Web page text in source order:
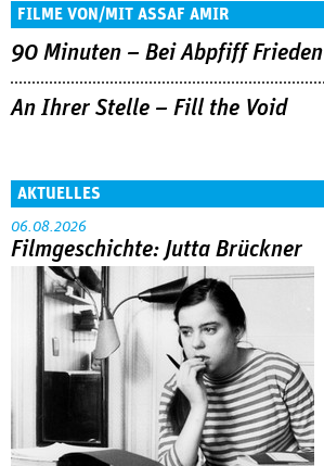
FILME VON/MIT ASSAF AMIR
90 Minuten – Bei Abpfiff Frieden
An Ihrer Stelle – Fill the Void
AKTUELLES
06.08.2026
Filmgeschichte: Jutta Brückner